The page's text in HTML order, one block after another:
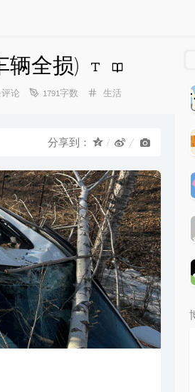
辆全损)
论 1791字数
分
生活
分享到：